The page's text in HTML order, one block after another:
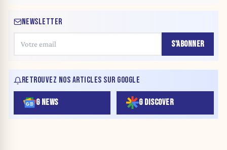
NEWSLETTER
S'ABONNER
RETROUVEZ NOS ARTICLES SUR GOOGLE
G NEWS G DISCOVER